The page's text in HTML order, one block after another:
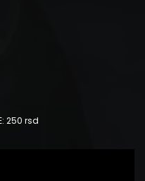
250 rsd